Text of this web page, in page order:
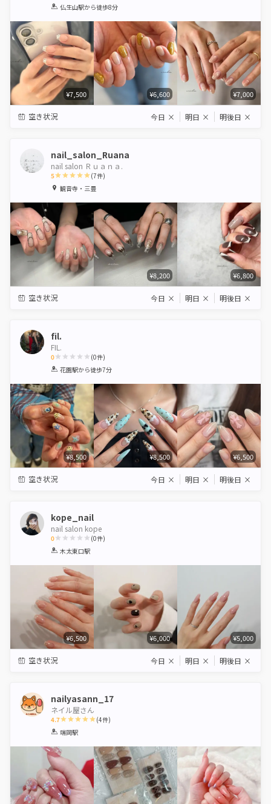
1 2 3 4 5
仏生山駅から徒歩8分
¥7,500 ¥6,600 ¥7,000
空き状況 今日 × 明日 × 明後日 ×
nail_salon_Ruana
nail salon Ｒｕａｎａ.
5
1 2 3 4
5
(7件)
観音寺・三豊
¥8,200 ¥6,800
空き状況 今日 × 明日 × 明後日 ×
fil.
FIL.
0
1 2 3 4 5
(0件)
花園駅から徒歩7分
¥8,500 ¥8,500 ¥6,500
空き状況 今日 × 明日 × 明後日 ×
kope_nail
nail salon kope
0
1 2 3 4 5
(0件)
木太東口駅
¥6,500 ¥6,000 ¥5,000
空き状況 今日 × 明日 × 明後日 ×
nailyasann_17
ネイル屋さん
4.7
1 2 3
(4件)
端岡駅